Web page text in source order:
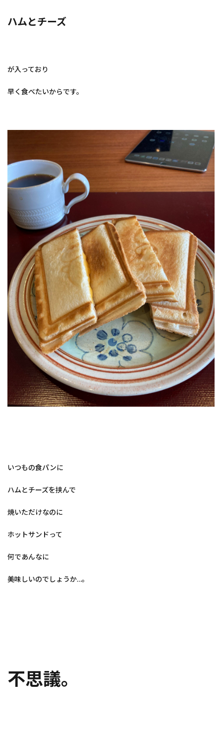
ハムとチーズ
が入っており
早く食べたいからです。
いつもの食パンに
ハムとチーズを挟んで
焼いただけなのに
ホットサンドって
何であんなに
美味しいのでしょうか…。
不思議。